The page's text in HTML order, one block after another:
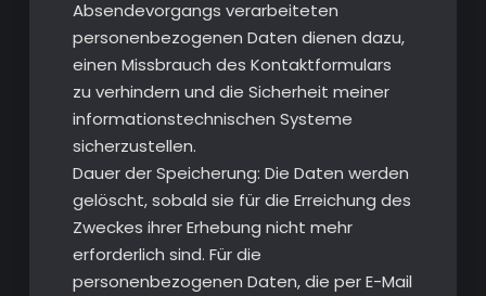
Absendevorgangs verarbeiteten
personenbezogenen Daten dienen dazu,
einen Missbrauch des Kontaktformulars
zu verhindern und die Sicherheit meiner
informationstechnischen Systeme
sicherzustellen.
Dauer der Speicherung: Die Daten werden
gelöscht, sobald sie für die Erreichung des
Zweckes ihrer Erhebung nicht mehr
erforderlich sind. Für die
personenbezogenen Daten, die per E-Mail